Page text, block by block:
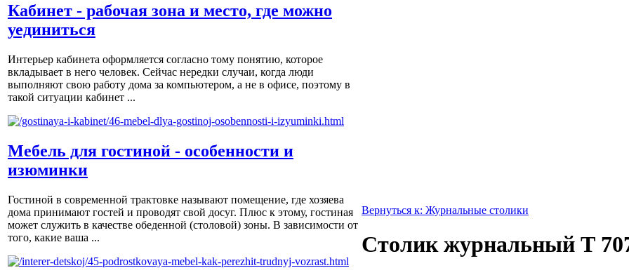
Кабинет - рабочая зона и место, где можно
уединиться
Интерьер кабинета оформляется согласно тому понятию, которое
вкладывает в него человек. Сейчас нередки случаи, когда люди
выполняют свою работу дома за компьютером, а не в офисе, поэтому в
такой ситуации кабинет ...
Мебель для гостиной - особенности и
изюминки
Гостиной в современной трактовке называют помещение, где хозяева
дома принимают гостей и проводят свой досуг. Плюс к этому, гостиная
может служить в качестве обеденной (столовой) зоны. В зависимости от
того, какие ваша ...
Вернуться к: Журнальные столики
Столик журнальный Т